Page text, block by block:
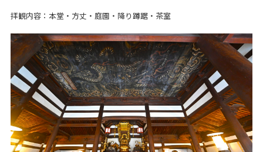
拝観内容：本堂・⽅丈・庭園・降り蹲踞・茶室